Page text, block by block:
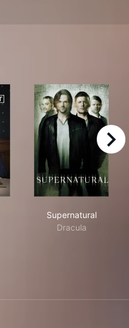
Supernatural
Dracula
right